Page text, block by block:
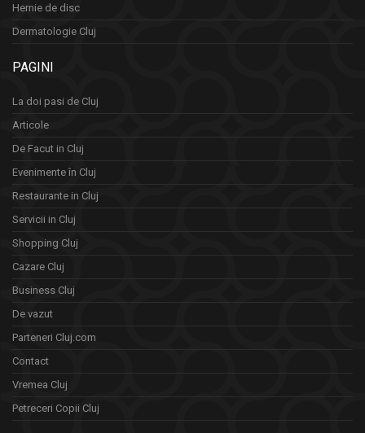
Hernie de disc
Dermatologie Cluj
PAGINI
La doi pasi de Cluj
Articole
De Facut in Cluj
Evenimente în Cluj
Restaurante in Cluj
Servicii in Cluj
Shopping Cluj
Cazare Cluj
Business Cluj
De vazut
Parteneri Cluj.com
Contact
Vremea Cluj
Petreceri Copii Cluj